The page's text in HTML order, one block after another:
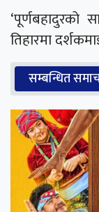
‘पूर्णबहादुरको
तिहारमा
सम्बन्धित